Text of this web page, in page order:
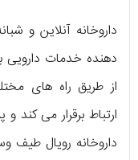
داروخانه آنلاین و
دهنده خدمات دارویی
از طریق راه‌ ‌های
ارتباط برقرار می
داروخانه رویال طیف